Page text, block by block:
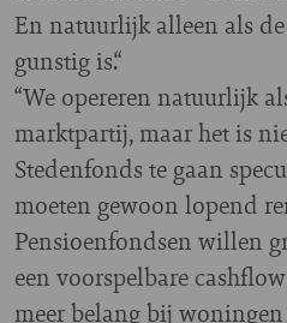
En natuurlijk alleen als
gunstig is.“
“We opereren natuurlijk
marktpartij, maar het is
Stedenfonds te gaan
moeten gewoon lopend
Pensioenfondsen willen
een voorspelbare
meer belang bij